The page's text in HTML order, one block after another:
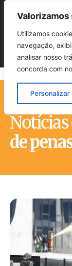
Valorizamos
Utilizamos
navegação,
analisar nosso
concorda com
Personalizar
Notícias
de